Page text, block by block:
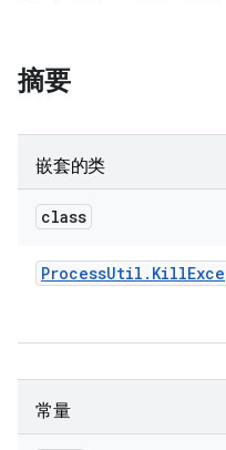
摘要
嵌套的类
class
ProcessUtil . Kill
常量